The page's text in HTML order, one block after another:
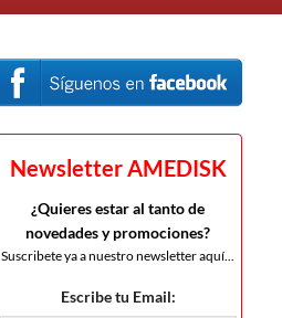
Newsletter AMEDISK
¿Quieres estar al tanto de
novedades y promociones?
Suscribete ya a nuestro newsletter aquí...
Escribe tu Email: